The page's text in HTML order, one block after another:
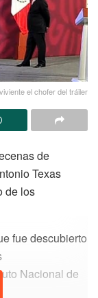
el chofer del tráiler
de
Texas
de los
fue descubierto
Nacional de